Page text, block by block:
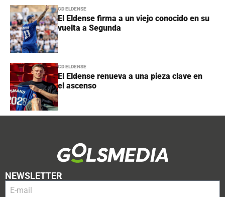
CD ELDENSE
El Eldense firma a un viejo conocido en su
vuelta a Segunda
CD ELDENSE
El Eldense renueva a una pieza clave en
el ascenso
NEWSLETTER